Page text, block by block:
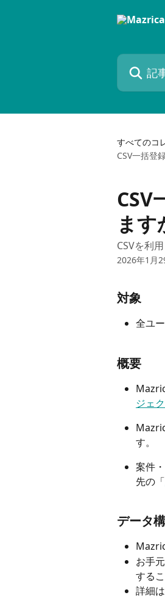
記事を検索...
すべてのコ
CSV一括登
CSV
ます
CSVを利
2026年1月
対象
全ユ
概要
ジェ
す。
案件
先の「
データ
お手
する
詳細